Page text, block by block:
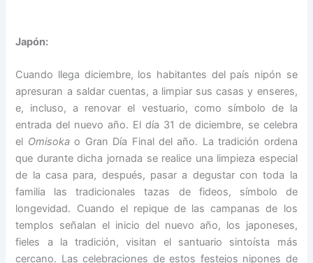
Japón:
Cuando llega diciembre, los habitantes del país nipón se
apresuran a saldar cuentas, a limpiar sus casas y enseres,
e, incluso, a renovar el vestuario, como símbolo de la
entrada del nuevo año. El día 31 de diciembre, se celebra
el Omisokao Gran Día Final del año. La tradición ordena
que durante dicha jornada se realice una limpieza especial
de la casa para, después, pasar a degustar con toda la
familia las tradicionales tazas de fideos, símbolo de
longevidad. Cuando el repique de las campanas de los
templos señalan el inicio del nuevo año, los japoneses,
fieles a la tradición, visitan el santuario sintoísta más
cercano. Las celebraciones de estos festejos nipones de